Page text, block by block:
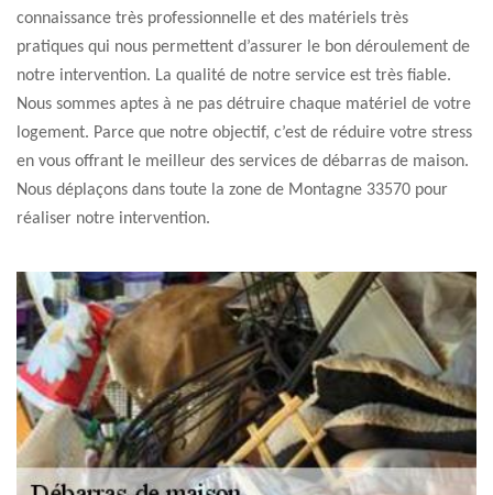
connaissance très professionnelle et des matériels très
pratiques qui nous permettent d’assurer le bon déroulement de
notre intervention. La qualité de notre service est très fiable.
Nous sommes aptes à ne pas détruire chaque matériel de votre
logement. Parce que notre objectif, c’est de réduire votre stress
en vous offrant le meilleur des services de débarras de maison.
Nous déplaçons dans toute la zone de Montagne 33570 pour
réaliser notre intervention.